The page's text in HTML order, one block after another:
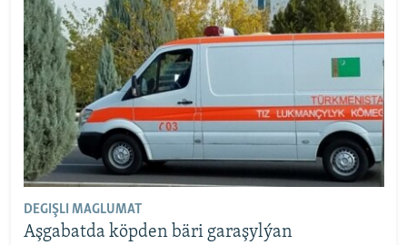
DEGIŞLI MAGLUMAT
Aşgabatda köpden bäri garaşylýan